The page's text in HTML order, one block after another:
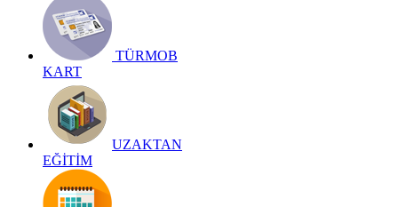
TÜRMOB
KART
UZAKTAN
EĞİTİM